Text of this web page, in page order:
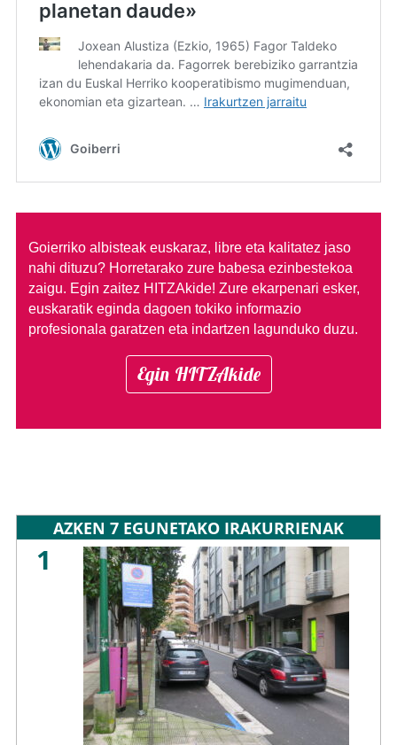
Goierriko albisteak euskaraz, libre eta kalitatez jaso
nahi dituzu? Horretarako zure babesa ezinbestekoa
zaigu. Egin zaitez HITZAkide! Zure ekarpenari esker,
euskaratik eginda dagoen tokiko informazio
profesionala garatzen eta indartzen lagunduko duzu.
Egin HITZAkide
AZKEN 7 EGUNETAKO IRAKURRIENAK
1